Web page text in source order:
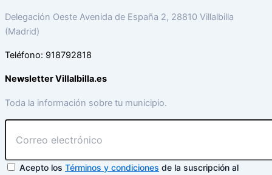
Delegación Oeste Avenida de España 2, 28810 Villalbilla
(Madrid)
Teléfono: 918792818
Newsletter Villalbilla.es
Toda la información sobre tu municipio.
Acepto los Términos y condiciones de la suscripción al